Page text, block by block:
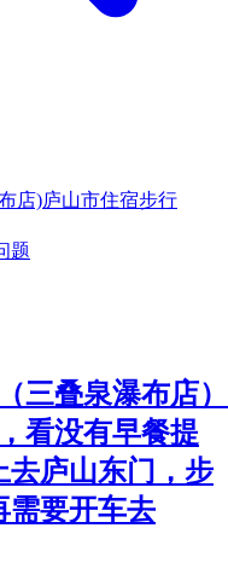
店)庐山市住宿步行
题
三叠泉瀑布店）
看没有早餐提
去庐山东门，步
需要开车去